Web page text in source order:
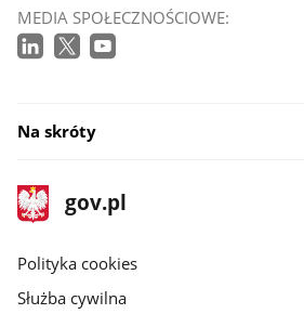
MEDIA SPOŁECZNOŚCIOWE:
Na skróty
stopka
gov.pl
Strona
gov.pl
gov.pl
Polityka cookies
Służba cywilna